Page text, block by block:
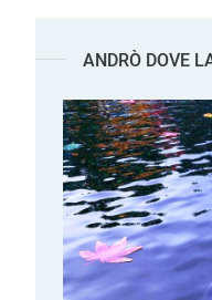
ANDRÒ DOVE